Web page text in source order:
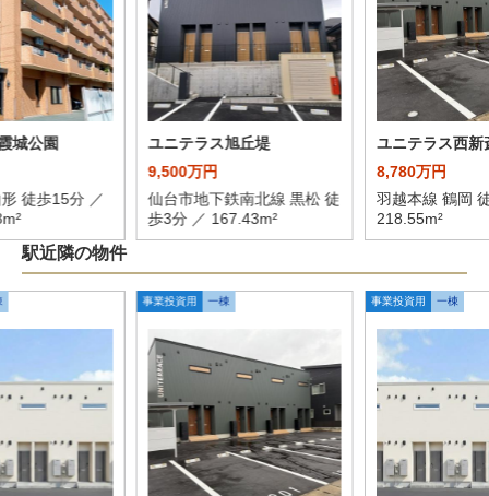
城公園
徒歩15分 ／
ユニテラス旭丘堤
9,500万円
仙台市地下鉄南北線 黒松 徒
歩3分 ／ 167.43m²
ユニテラス西新
8,780万円
羽越本線 鶴岡
218.55m²
駅近隣の物件
事業投資用 一棟 事業投資用 一棟